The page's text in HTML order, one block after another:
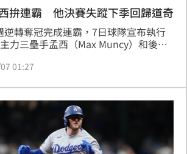
拚連霸 他決賽失蹤下季回歸道奇
逆轉奪冠完成連霸，7日球隊宣布執行
力三壘手孟西（Max Muncy）和後援
讓渡明星右投岡索林（Tony
01:27